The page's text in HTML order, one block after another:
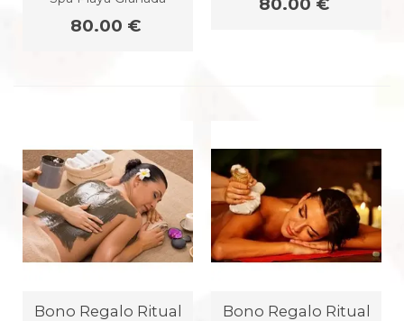
80.00 €
Bono Regalo Ritual
Bono Regalo Ritual